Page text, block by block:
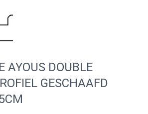
AYOUS DOUBLE
GESCHAAFD